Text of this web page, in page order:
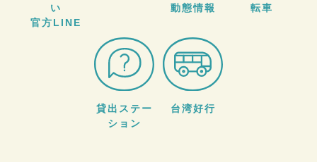
い
官方LINE
動態情報
転車
貸出ステー
ション
台湾好行